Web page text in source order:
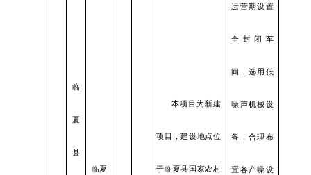
临
夏
县
临夏
本项目为新建
项目，建设地点位
于临夏县国家农村
运营期设置
全封闭车
间，选用低
噪声机械设
备，合理布
置各产噪设